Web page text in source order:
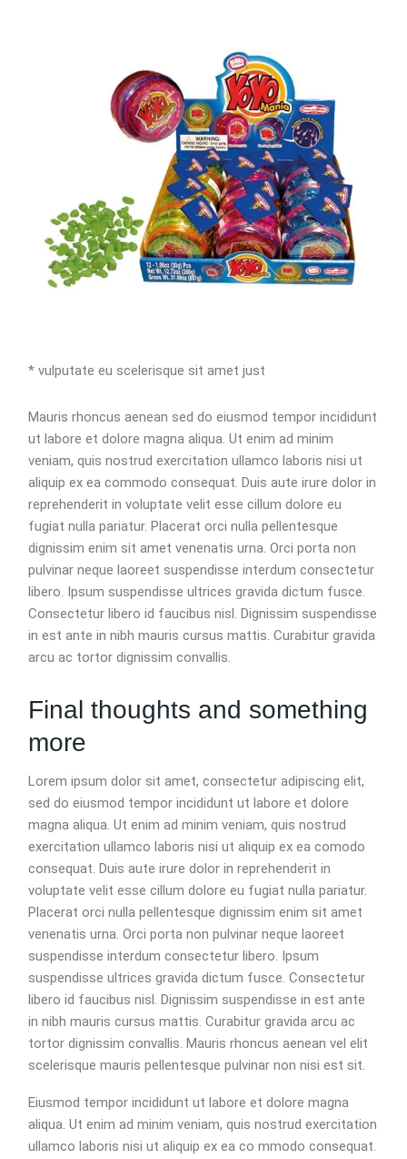
* vulputate eu scelerisque sit amet just
Mauris rhoncus aenean sed do eiusmod tempor incididunt
ut labore et dolore magna aliqua. Ut enim ad minim
veniam, quis nostrud exercitation ullamco laboris nisi ut
aliquip ex ea commodo consequat. Duis aute irure dolor in
reprehenderit in voluptate velit esse cillum dolore eu
fugiat nulla pariatur. Placerat orci nulla pellentesque
dignissim enim sit amet venenatis urna. Orci porta non
pulvinar neque laoreet suspendisse interdum consectetur
libero. Ipsum suspendisse ultrices gravida dictum fusce.
Consectetur libero id faucibus nisl. Dignissim suspendisse
in est ante in nibh mauris cursus mattis. Curabitur gravida
arcu ac tortor dignissim convallis.
Final thoughts and something
more
Lorem ipsum dolor sit amet, consectetur adipiscing elit,
sed do eiusmod tempor incididunt ut labore et dolore
magna aliqua. Ut enim ad minim veniam, quis nostrud
exercitation ullamco laboris nisi ut aliquip ex ea comodo
consequat. Duis aute irure dolor in reprehenderit in
voluptate velit esse cillum dolore eu fugiat nulla pariatur.
Placerat orci nulla pellentesque dignissim enim sit amet
venenatis urna. Orci porta non pulvinar neque laoreet
suspendisse interdum consectetur libero. Ipsum
suspendisse ultrices gravida dictum fusce. Consectetur
libero id faucibus nisl. Dignissim suspendisse in est ante
in nibh mauris cursus mattis. Curabitur gravida arcu ac
tortor dignissim convallis. Mauris rhoncus aenean vel elit
scelerisque mauris pellentesque pulvinar non nisi est sit.
Eiusmod tempor incididunt ut labore et dolore magna
aliqua. Ut enim ad minim veniam, quis nostrud exercitation
ullamco laboris nisi ut aliquip ex ea co mmodo consequat.